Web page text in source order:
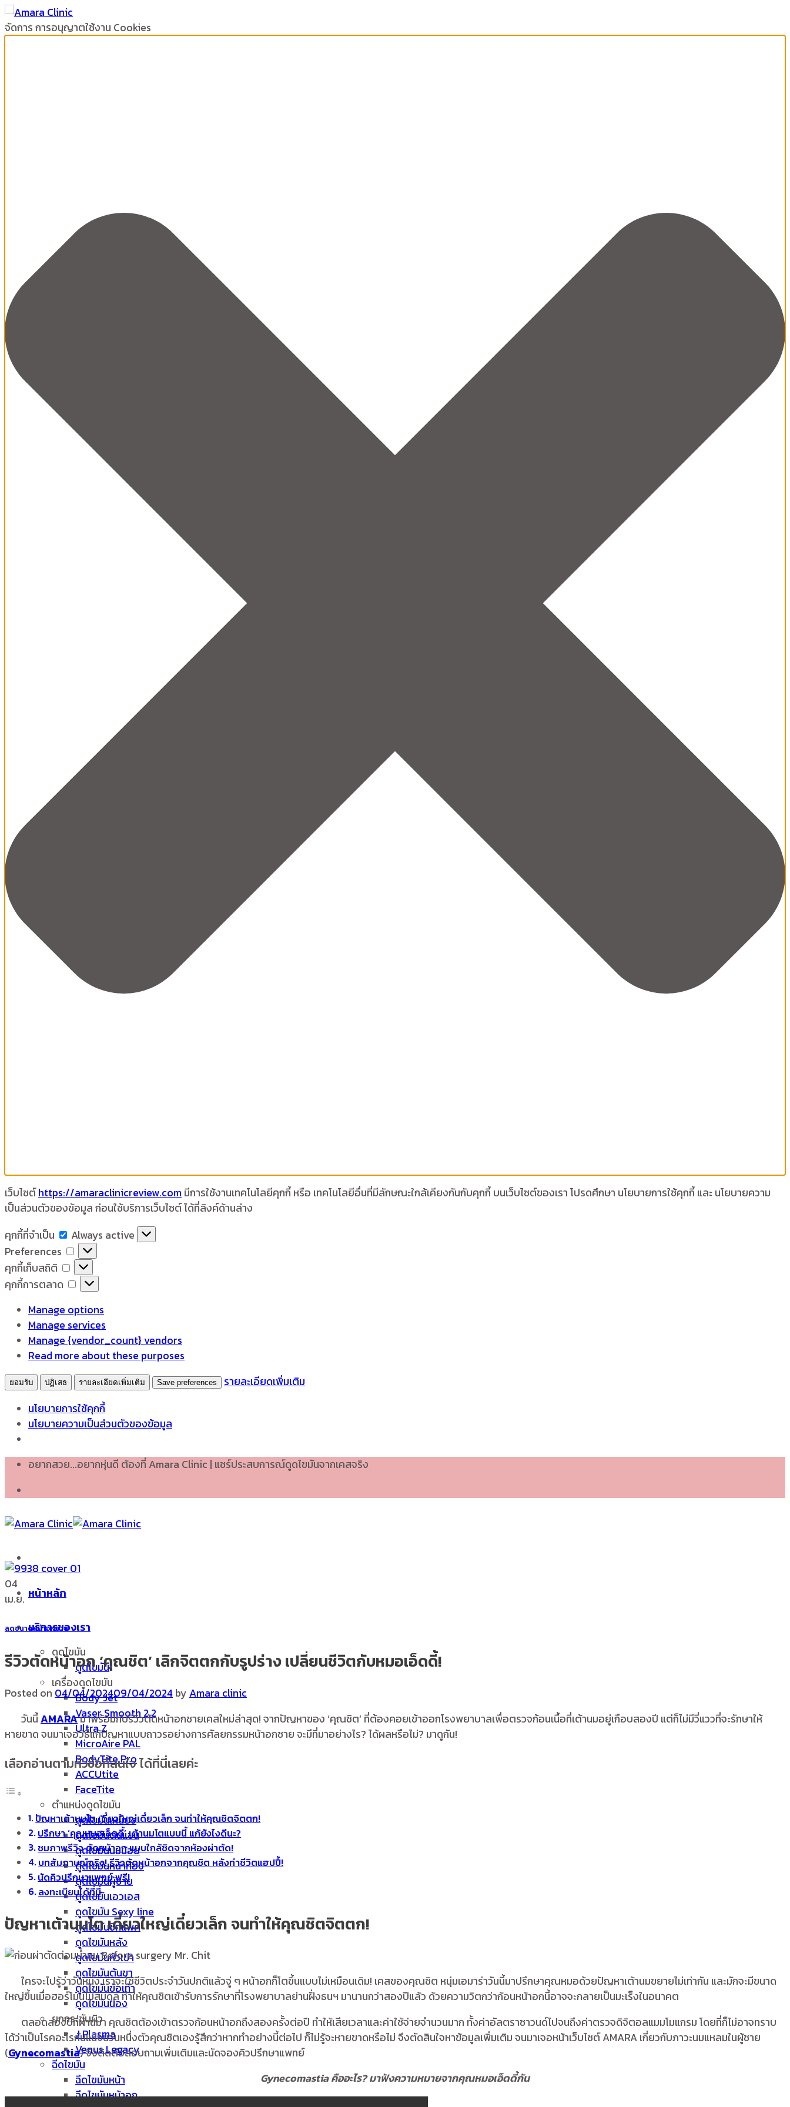
จัดการ การอนุญาตใช้งาน Cookies
เว็บไซต์https://amaraclinicreview.comมีการใช้งานเทคโนโลยีคุกกี้ หรือ เทคโนโลยีอื่นที่มีลักษณะใกล้เคียงกันกับคุกกี้ บนเว็บไซต์ของเรา โปรดศึกษา นโยบายการใช้คุกกี้ และ นโยบายความ
เป็นส่วนตัวของข้อมูล ก่อนใช้บริการเว็บไซต์ ได้ที่ลิงค์ด้านล่าง
คุกกี้ที่จำเป็น
คุกกี้
ที่
จำเป็น
Always active
Preferences
Preferences
คุกกี้เก็บสถิติ
คุกกี้
เก็บ
สถิติ
คุกกี้การตลาด
คุกกี้
ตลาด
Manage options
Manage services
Manage {vendor_count} vendors
Read more about these purposes
ยอมรับ ปฏิเสธ รายละเอียดเพิ่มเติม Save preferences
รายละเอียดเพิ่มเติม
นโยบายการใช้คุกกี้
นโยบายความเป็นส่วนตัวของข้อมูล
Skip
content
อยากสวย...อยากหุ่นดี ต้องที่ Amara Clinic | แชร์ประสบการณ์ดูดไขมันจากเคสจริง
หน้าหลัก
บริการของเรา
ดูดไขมัน
ดูดไขมัน
เครื่องดูดไขมัน
Body Jet
Vaser Smooth 2.2
Ultra Z
MicroAire PAL
BodyTite Pro
ACCUtite
FaceTite
ตำแหน่งดูดไขมัน
ดูดไขมันเหนียง
ดูดไขมันต้นแขน
ดูดไขมันนมน้อย
ดูดไขมันหน้าท้อง
ดูดไขมันผู้ชาย
ดูดไขมันเอวเอส
ดูดไขมัน Sexy line
ดูดไขมันซิกแพค
ดูดไขมันหลัง
ดูดไขมันหัวเข่า
ดูดไขมันต้นขา
ดูดไขมันข้อเท้า
ดูดไขมันน่อง
ยกกระชับผิว
J Plasma
Venus Legacy
ฉีดไขมัน
ฉีดไขมันหน้า
ฉีดไขมันหน้าอก
04
เม.ย.
ลดขนาดหน้าอกชาย
รีวิวตัดหน้าอก ‘คุณชิต’ เลิกจิตตกกับรูปร่าง เปลี่ยนชีวิตกับหมอเอ็ดดี้!
Posted on04/04/202409/04/2024byAmara clinic
วันนี้AMARAมาพร้อมกับรีวิวตัดหน้าอกชายเคสใหม่ล่าสุด! จากปัญหาของ ‘คุณชิต’ ที่ต้องคอยเข้าออกโรงพยาบาลเพื่อตรวจก้อนเนื้อที่เต้านมอยู่เกือบสองปี แต่ก็ไม่มีวี่แววที่จะรักษาให้
หายขาด จนมาเจอวิธีแก้ปัญหาแบบถาวรอย่างการศัลยกรรมหน้าอกชาย จะมีที่มาอย่างไร? ได้ผลหรือไม่? มาดูกัน!
เลือกอ่านตามหัวข้อที่สนใจ ได้ที่นี่เลยค่ะ
ปัญหาเต้านมโต เดี๋ยวใหญ่เดี๋ยวเล็ก จนทำให้คุณชิตจิตตก!
ปรึกษา ‘คุณหมอเอ็ดดี้’ เต้านมโตแบบนี้ แก้ยังไงดีนะ?
ชมภาพรีวิว ตัดหน้าอก แบบใกล้ชิดจากห้องผ่าตัด!
บทสัมภาษณ์จริง! รีวิวตัดหน้าอกจากคุณชิต หลังทำชีวิตแฮปปี้!
นัดคิวปรึกษาแพทย์ ฟรี!
ลงทะเบียนได้ที่นี่
ปัญหาเต้านมโต เดี๋ยวใหญ่เดี๋ยวเล็ก จนทำให้คุณชิตจิตตก!
ใครจะไปรู้ว่าวันหนึ่ง เราจะใช้ชีวิตประจำวันปกติแล้วจู่ ๆ หน้าอกก็โตขึ้นแบบไม่เหมือนเดิม! เคสของคุณชิต หนุ่มเอมาร่าวันนี้มาปรึกษาคุณหมอด้วยปัญหาเต้านมขยายไม่เท่ากัน และมักจะมีขนาด
ใหญ่ขึ้นเมื่อฮอร์โมนไม่สมดุล ทำให้คุณชิตเข้ารับการรักษาที่โรงพยาบาลย่านฝั่งธนฯ มานานกว่าสองปีแล้ว ด้วยความวิตกว่าก้อนหน้าอกนี้อาจจะกลายเป็นมะเร็งในอนาคต
ตลอดสองปีที่ผ่านมา คุณชิตต้องเข้าตรวจก้อนหน้าอกถึงสองครั้งต่อปี ทำให้เสียเวลาและค่าใช้จ่ายจำนวนมาก ทั้งค่าอัลตราซาวนด์ไปจนถึงค่าตรวจดิจิตอลแมมโมแกรม โดยที่ก็ไม่อาจทราบ
ได้ว่าเป็นโรคอะไรกันแน่จนวันหนึ่งตัวคุณชิตเองรู้สึกว่าหากทำอย่างนี้ต่อไป ก็ไม่รู้จะหายขาดหรือไม่ จึงตัดสินใจหาข้อมูลเพิ่มเติม จนมาเจอหน้าเว็บไซต์ AMARA เกี่ยวกับภาวะนมแหลมในผู้ชาย
(Gynecomastia) จึงติดต่อสอบถามเพิ่มเติมและนัดจองคิวปรึกษาแพทย์
Gynecomastia คืออะไร? มาฟังความหมายจากคุณหมอเอ็ดดี้กัน